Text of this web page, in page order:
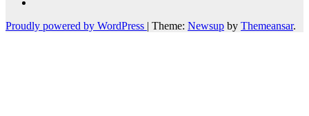
Proudly powered by WordPress | Theme: Newsup by Themeansar.